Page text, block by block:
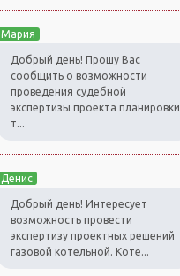
Мария
Добрый день! Прошу Вас
сообщить о возможности
проведения судебной
экспертизы проекта планировки
т...
Денис
Добрый день! Интересует
возможность провести
экспертизу проектных решений
газовой котельной. Коте...